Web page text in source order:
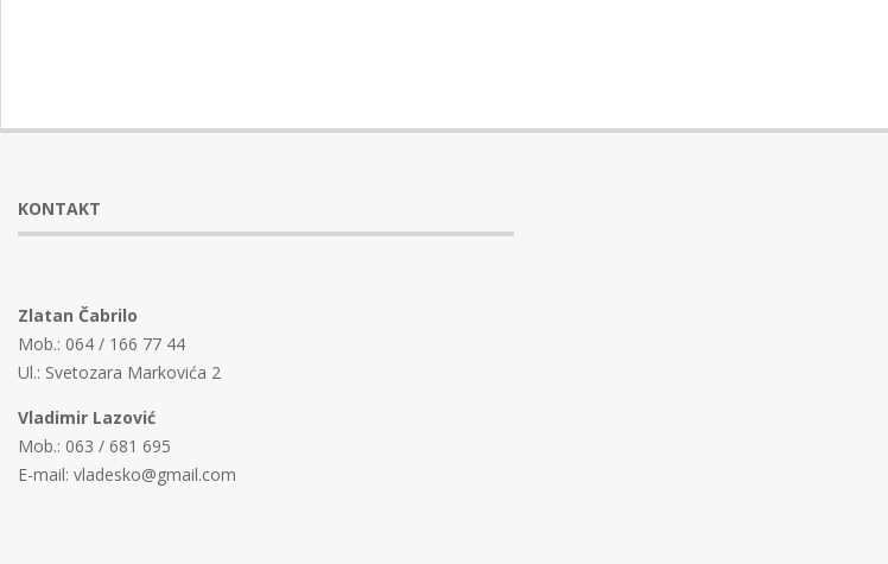
KONTAKT
Zlatan Čabrilo
Mob.: 064 / 166 77 44
Ul.: Svetozara Markovića 2
Vladimir Lazović
Mob.: 063 / 681 695
E-mail: vladesko@gmail.com